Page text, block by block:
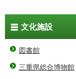
文化施設
図書館
三重県総合博物館